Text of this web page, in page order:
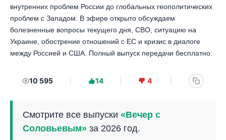
внутренних проблем России до глобальных геополитических
проблем с Западом. В эфире открыто обсуждаем
болезненные вопросы текущего дня, СВО, ситуацию на
Украине, обострение отношений с ЕС и кризис в диалоге
между Россией и США. Полный выпуск передачи бесплатно.
10 595 14 4
Смотрите все выпуски «Вечер с
Соловьевым» за 2026 год.